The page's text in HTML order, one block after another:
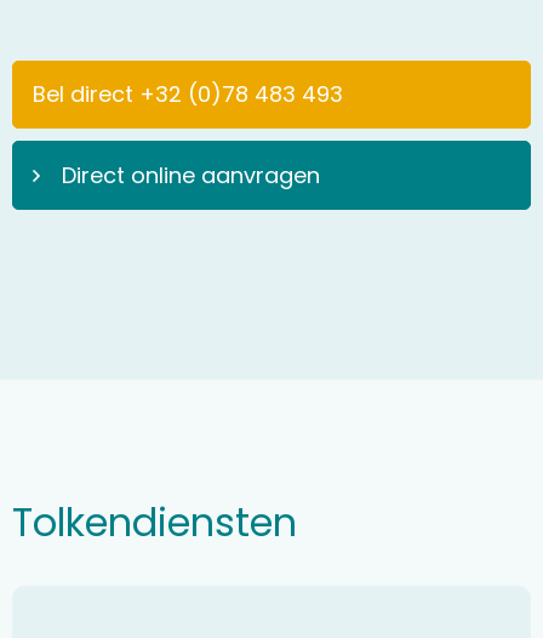
Bel direct +32 (0)78 483 493
Direct online aanvragen
Tolkendiensten